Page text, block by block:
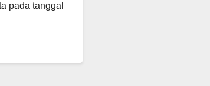
pada tanggal